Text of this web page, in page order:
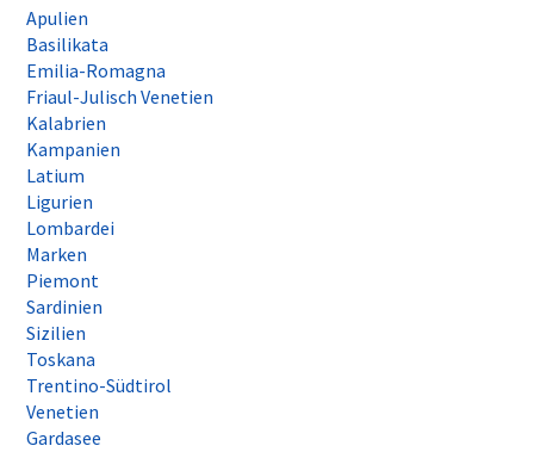
Apulien
Basilikata
Emilia-Romagna
Friaul-Julisch Venetien
Kalabrien
Kampanien
Latium
Ligurien
Lombardei
Marken
Piemont
Sardinien
Sizilien
Toskana
Trentino-Südtirol
Venetien
Gardasee